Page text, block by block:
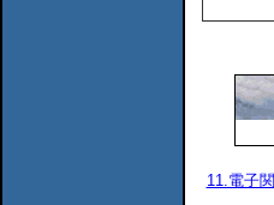
11.電子